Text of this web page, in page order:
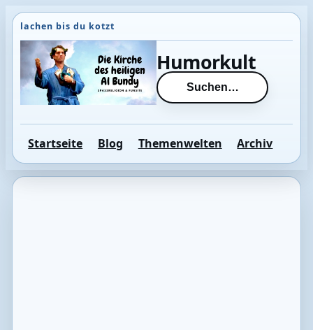
Direkt
zum
Inhalt
wechseln
Humorkult
Suchen…
Startseite Blog Themenwelten Archiv